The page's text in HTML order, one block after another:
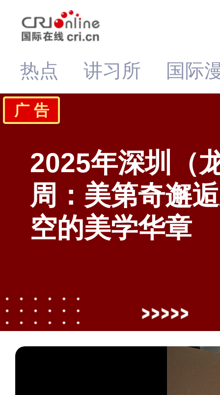
热点 讲习所 国际
广 告
2025年深圳（
周：美第奇邂
空的美学华章